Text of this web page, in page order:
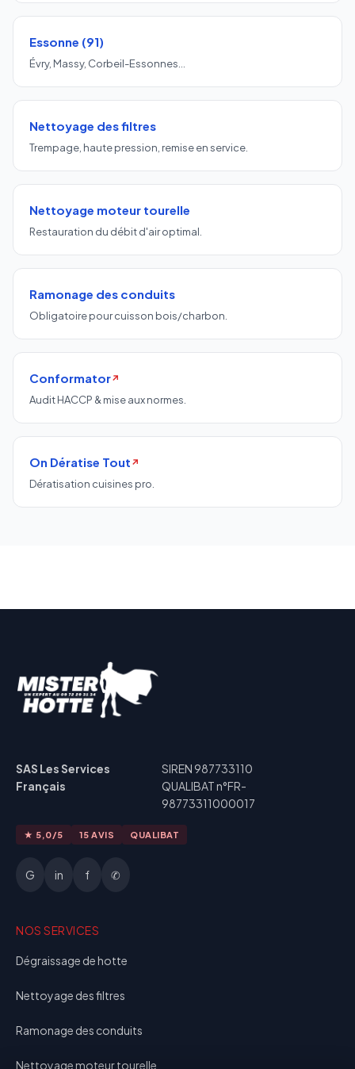
Essonne (91)
Évry, Massy, Corbeil-Essonnes…
Nettoyage des filtres
Trempage, haute pression, remise en service.
Nettoyage moteur tourelle
Restauration du débit d'air optimal.
Ramonage des conduits
Obligatoire pour cuisson bois/charbon.
Conformator↗
Audit HACCP & mise aux normes.
On Dératise Tout ↗
Dératisation cuisines pro.
SAS Les Services
Français
SIREN 987733110
QUALIBAT n°FR-
98773311000017
★ 5,0/5 15 AVIS QUALIBAT
G in f ✆
NOS SERVICES
Dégraissage de hotte
Nettoyage des filtres
Ramonage des conduits
Nettoyage moteur tourelle